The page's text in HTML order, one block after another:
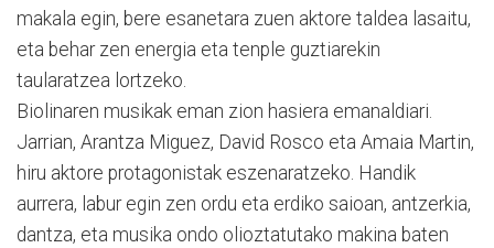
makala egin, bere esanetara zuen aktore taldea lasaitu,
eta behar zen energia eta tenple guztiarekin
taularatzea lortzeko.
Biolinaren musikak eman zion hasiera emanaldiari.
Jarrian, Arantza Miguez, David Rosco eta Amaia Martin,
hiru aktore protagonistak eszenaratzeko. Handik
aurrera, labur egin zen ordu eta erdiko saioan, antzerkia,
dantza, eta musika ondo olioztatutako makina baten